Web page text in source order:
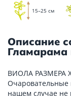
15–25 см
Описание
Гламарама
ВИОЛА РАЗМЕРА
Очаровательные
нашем случае не